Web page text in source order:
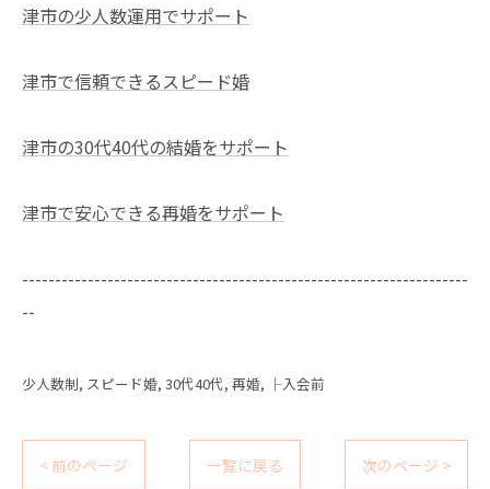
津市の少人数運用でサポート
津市で信頼できるスピード婚
津市の30代40代の結婚をサポート
津市で安心できる再婚をサポート
--------------------------------------------------------------------
--
少人数制 スピード婚 30代40代 再婚 ├入会前
< 前のページ 一覧に戻る 次のページ >